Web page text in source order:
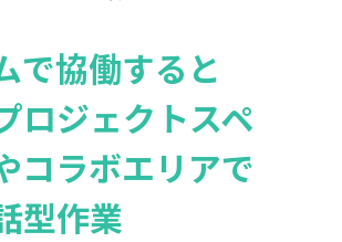
で協働すると
ロジェクトスペ
コラボエリアで
型作業